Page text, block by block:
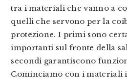
tra i materiali che vanno a
quelli che servono per la
protezione. I primi sono
importanti sul fronte della
secondi garantiscono
Cominciamo con i materiali